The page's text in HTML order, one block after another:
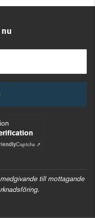
Captcha ⇗
till mottagande